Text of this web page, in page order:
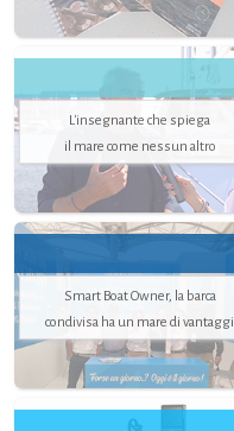
L'insegnante che spiega
il mare come nessun altro
Smart Boat Owner, la barca
condivisa ha un mare di vantaggi